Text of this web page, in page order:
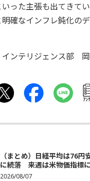
った主張も出てきて
確なインフレ鈍化の
インテリジェンス部
ｱﾝ
（まとめ）日経平均は76
に続落 来週は米物価指標
2026/08/07